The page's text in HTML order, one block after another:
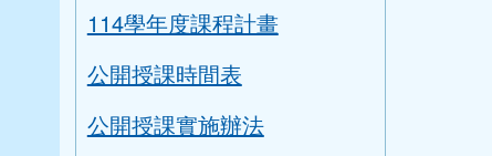
114學年度課程計畫
公開授課時間表
公開授課實施辦法